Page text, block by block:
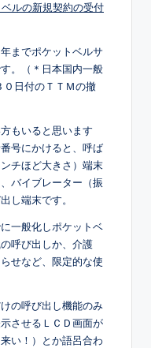
ルの新規契約の受付
までポケットベルサ
。（＊日本国内一般
０日付のＴＴＭの撤
もいると思います
号にかけると、呼ば
チほど大きさ）端末
バイブレーター（振
し端末です。
一般化しポケットベ
呼び出しか、介護
せなど、限定的な使
の呼び出し機能のみ
させるＬＣＤ画面が
い！）とか語呂合わ